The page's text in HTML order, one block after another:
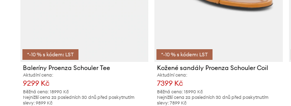
*-10 % s kódem: LST
Baleríny Proenza Schouler Tee
Aktuální cena:
9299 Kč
Běžná cena: 18990 Kč
Nejnižší cena za posledních 30 dnů před poskytnutím
slevy: 9899 Kč
*-10 % s kódem: LST
Kožené sandály Proenza Schouler Coil
Aktuální cena:
7399 Kč
Běžná cena: 15990 Kč
Nejnižší cena za posledních 30 dnů před poskytnutím
slevy: 7899 Kč